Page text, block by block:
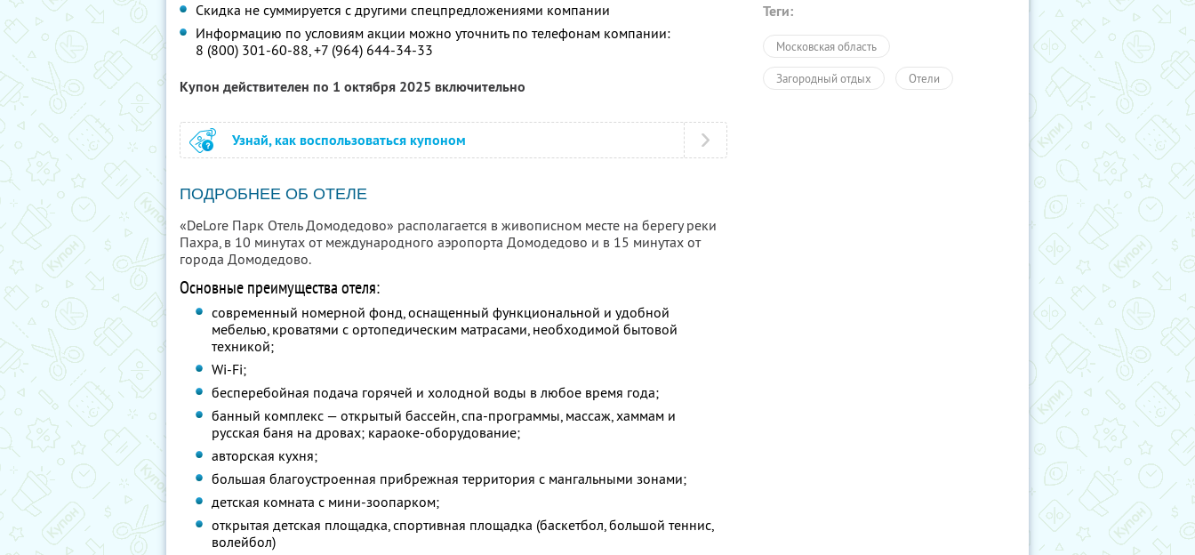
Скидка не суммируется с другими спецпредложениями компании
Информацию по условиям акции можно уточнить по телефонам компании:
8 (800) 301-60-88, +7 (964) 644-34-33
Купон действителен по 1 октября 2025 включительно
Узнай, как воспользоваться купоном
ПОДРОБНЕЕ ОБ ОТЕЛЕ
«DeLore Парк Отель Домодедово» располагается в живописном месте на берегу реки
Пахра, в 10 минутах от международного аэропорта Домодедово и в 15 минутах от
города Домодедово.
Основные преимущества отеля:
современный номерной фонд, оснащенный функциональной и удобной
мебелью, кроватями с ортопедическим матрасами, необходимой бытовой
техникой;
Wi-Fi;
бесперебойная подача горячей и холодной воды в любое время года;
банный комплекс — открытый бассейн, спа-программы, массаж, хаммам и
русская баня на дровах; караоке-оборудование;
авторская кухня;
большая благоустроенная прибрежная территория с мангальными зонами;
детская комната с мини-зоопарком;
открытая детская площадка, спортивная площадка (баскетбол, большой теннис,
волейбол)
Теги:
Московская область
Загородный отдых Отели